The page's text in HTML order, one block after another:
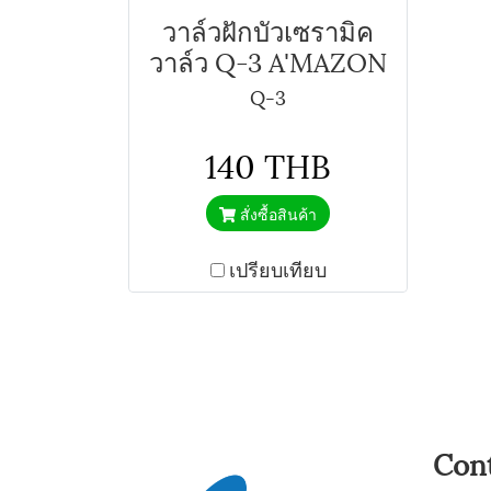
วาล์วฝักบัวเซรามิค
วาล์ว Q-3 A'MAZON
Q-3
140 THB
สั่งซื้อสินค้า
เปรียบเทียบ